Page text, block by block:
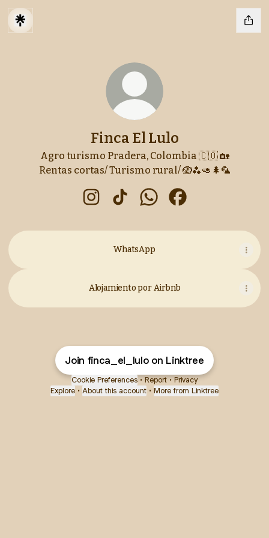
Finca El Lulo
Agro turismo Pradera, Colombia 🇨🇴 🏡
Rentas cortas/ Turismo rural/ 🪺🫐🥑🌲🦜
WhatsApp
Alojamiento por Airbnb
Join finca_el_lulo on Linktree
Cookie Preferences • Report • Privacy
Explore • About this account • More from Linktree